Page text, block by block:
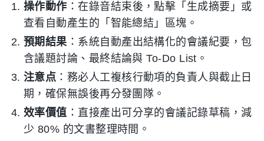
操作動作 ：在錄音結束後，點擊「生成摘要」或
查看自動產生的「智能總結」區塊。
預期結果：系統自動產出結構化的會議紀要，包
含議題討論、最終結論與 To-Do List。
注意点 ：務必人工複核行動項的負責人與截止日
期，確保無誤後再分發團隊。
效率價值 ：直接產出可分享的會議記錄草稿，減
少 80% 的文書整理時間。